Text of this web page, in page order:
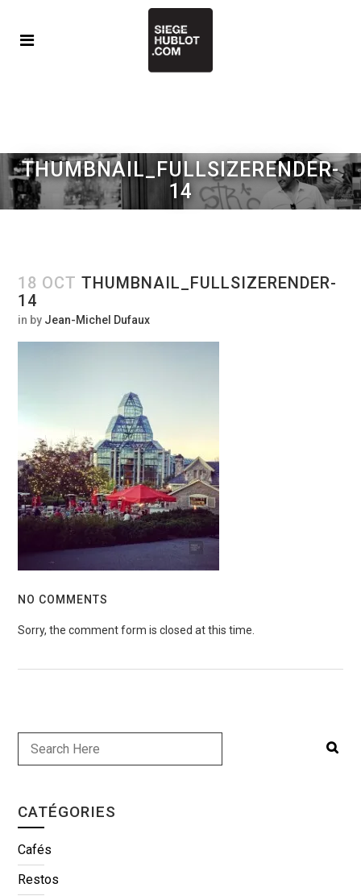
THUMBNAIL_FULLSIZERENDER-
14
18 OCT THUMBNAIL_FULLSIZERENDER-
14
in by Jean-Michel Dufaux
NO COMMENTS
Sorry, the comment form is closed at this time.
CATÉGORIES
Cafés
Restos